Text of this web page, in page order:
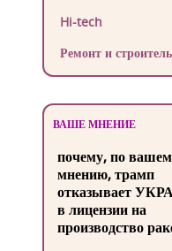
Hi-tech
Ремонт и
ВАШЕ МНЕНИЕ
почему, по
мнению, трамп
отказывает
в лицензии на
производство